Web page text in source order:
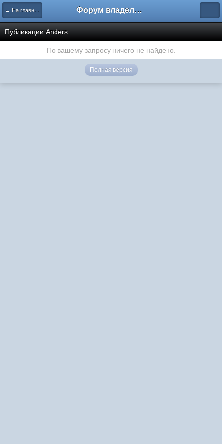
← На главную Форум владельцев интернет-магазинов
Публикации Anders
По вашему запросу ничего не найдено.
Полная версия